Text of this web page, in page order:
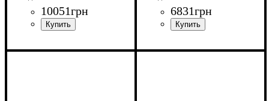
10051грн
Ширина: 140 см
6831грн
Ширина: 120 см